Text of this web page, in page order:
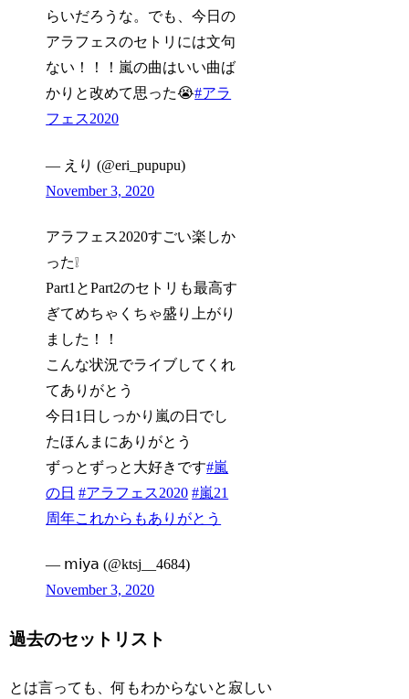
らいだろうな。でも、今日の
アラフェスのセトリには文句
ない！！！嵐の曲はいい曲ば
かりと改めて思った😭#アラ
フェス2020
— えり (@eri_pupupu)
November 3, 2020
アラフェス2020すごい楽しか
った❕
Part1とPart2のセトリも最高す
ぎてめちゃくちゃ盛り上がり
ました！！
こんな状況でライブしてくれ
てありがとう
今日1日しっかり嵐の日でし
たほんまにありがとう
ずっとずっと大好きです#嵐
の日 #アラフェス2020 #嵐21
周年これからもありがとう
— 𝗆𝗂𝗒𝖺 (@ktsj__4684)
November 3, 2020
過去のセットリスト
とは言っても、何もわからないと寂しい